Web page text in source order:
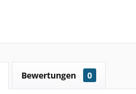
Bewertungen 0